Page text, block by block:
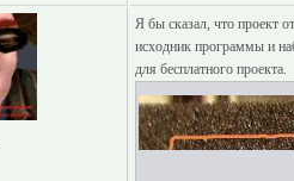
Я бы сказал, что проект
исходник программы и
для бесплатного проекта.